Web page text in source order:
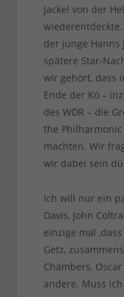
Jackel von der
der junge Hanns
spätere Star-
wir gehört, dass
Ende der Kö –
des WDR – die
the
machten. Wir
wir dabei sein
Ich will nur ein
Davis, John
einzige mal
Getz,
Chambers,
andere. Muss